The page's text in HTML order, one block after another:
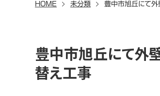
HOME 未分類 豊中市旭丘にて外
豊中市旭丘にて外
替え工事